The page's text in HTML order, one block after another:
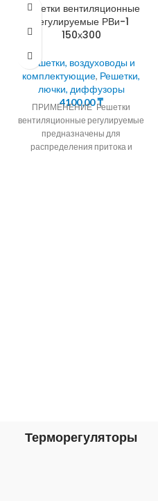
Решетки вентиляционные
регулируемые РВи-1
150х300
Решетки, воздуховоды и
комплектующие, Решетки,
лючки, диффузоры
4100,00₸
ПРИМЕНЕНИЕ Решетки
вентиляционные регулируемые
предназначены для
распределения притока и
Терморегуляторы